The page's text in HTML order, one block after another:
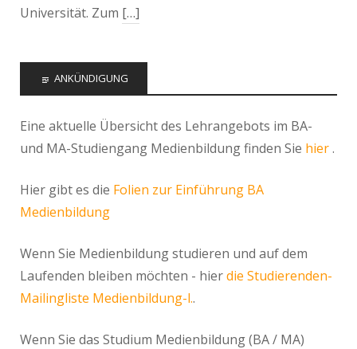
Universität. Zum […]
ANKÜNDIGUNG
Eine aktuelle Übersicht des Lehrangebots im BA-
und MA-Studiengang Medienbildung finden Sie hier.
Hier gibt es die Folien zur Einführung BA
Medienbildung
Wenn Sie Medienbildung studieren und auf dem
Laufenden bleiben möchten - hierdie Studierenden-
Mailingliste Medienbildung-l..
Wenn Sie das Studium Medienbildung (BA / MA)